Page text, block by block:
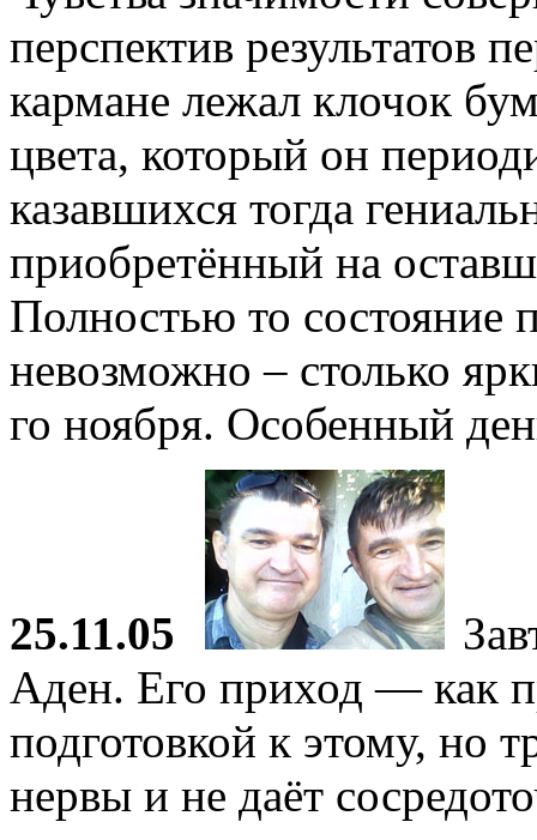
перспектив результатов
кармане лежал клочок
цвета, который он
казавшихся тогда
приобретённый на
Полностью то состояние
невозможно – столько
го ноября. Особенный
25.11.05
Аден. Его приход — как
подготовкой к этому, но
нервы и не даёт